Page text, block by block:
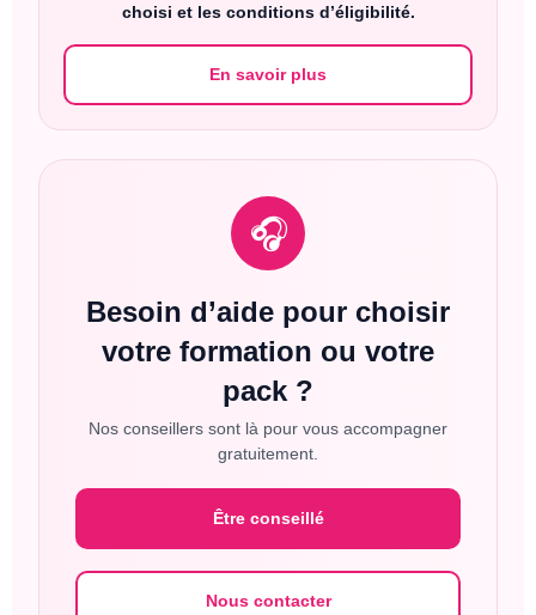
choisi et les conditions d’éligibilité.
En savoir plus
🎧
Besoin d’aide pour choisir
votre formation ou votre
pack ?
Nos conseillers sont là pour vous accompagner
gratuitement.
Être conseillé
Nous contacter